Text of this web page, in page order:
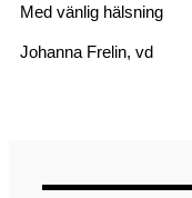
Med vänlig hälsning
Johanna Frelin, vd